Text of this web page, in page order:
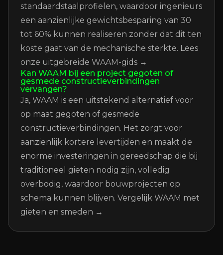
standaardstaalprofielen, waardoor ingenieurs
een aanzienlijke gewichtsbesparing van 30
tot 60% kunnen realiseren zonder dat dit ten
koste gaat van de mechanische sterkte. Lees
onze uitgebreide WAAM-gids →
Kan WAAM bij een project gegoten of
gesmede constructieverbindingen
vervangen?
Ja, WAAM is een uitstekend alternatief voor
op maat gegoten of gesmede
constructieverbindingen. Het zorgt voor
aanzienlijk kortere levertijden en maakt de
enorme investeringen in gereedschap die bij
traditioneel gieten nodig zijn, volledig
overbodig, waardoor bouwprojecten op
schema kunnen blijven. Vergelijk WAAM met
gieten en smeden →